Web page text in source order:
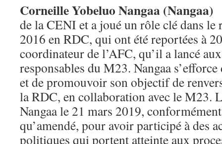
Corneille Yobeluo Nangaa (Nangaa)
de la CENI et a joué un rôle clé dans le
2016 en RDC, qui ont été reportées à
coordinateur de l’AFC, qu’il a lancé
responsables du M23. Nangaa
et de promouvoir son objectif de
la RDC, en collaboration avec le M23.
Nangaa le 21 mars 2019,
qu’amendé, pour avoir participé à des
politiques qui portent atteinte aux